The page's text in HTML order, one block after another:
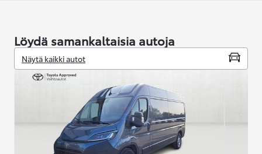
Löydä samankaltaisia autoja
Näytä kaikki autot